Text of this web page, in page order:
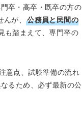
卒・高卒・既卒の方の
んが、公務員と民間の
も踏まえて、専門卒の
意点、試験準備の流れ
るため、必ず最新の公